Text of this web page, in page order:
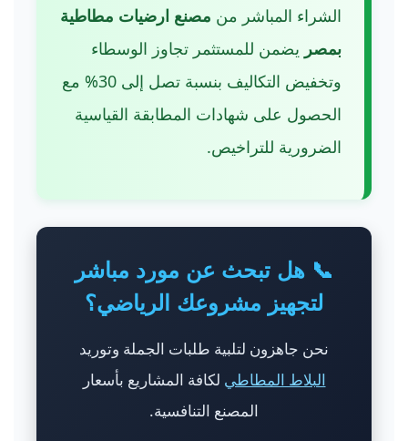
الشراء المباشر من مصنع ارضيات مطاطية
بمصر يضمن للمستثمر تجاوز الوسطاء
وتخفيض التكاليف بنسبة تصل إلى 30% مع
الحصول على شهادات المطابقة القياسية
الضرورية للتراخيص.
📞 هل تبحث عن مورد مباشر
لتجهيز مشروعك الرياضي؟
نحن جاهزون لتلبية طلبات الجملة وتوريد
البلاط المطاطي لكافة المشاريع بأسعار
المصنع التنافسية.